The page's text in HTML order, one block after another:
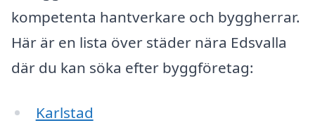
kompetenta hantverkare och byggherrar.
Här är en lista över städer nära Edsvalla
där du kan söka efter byggföretag:
Karlstad